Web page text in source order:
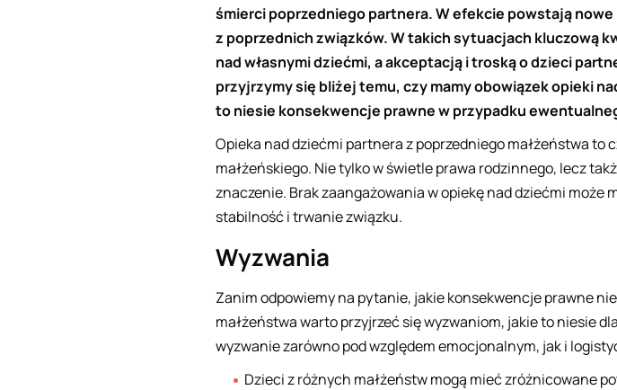
śmierci poprzedniego partnera. W efekcie powstają
z poprzednich związków. W takich sytuacjach kluczową
nad własnymi dziećmi, a akceptacją i troską o dzieci
przyjrzymy się bliżej temu, czy mamy obowiązek opieki
to niesie konsekwencje prawne w przypadku
Opieka nad dziećmi partnera z poprzedniego małżeństwa to
małżeńskiego. Nie tylko w świetle prawa rodzinnego, lecz
znaczenie. Brak zaangażowania w opiekę nad dziećmi może
stabilność i trwanie związku.
Wyzwania
Zanim odpowiemy na pytanie, jakie konsekwencje prawne
małżeństwa warto przyjrzeć się wyzwaniom, jakie to niesie
wyzwanie zarówno pod względem emocjonalnym, jak i
Dzieci z różnych małżeństw mogą mieć zróżnicowane